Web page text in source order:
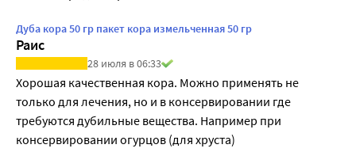
Дуба кора 50 гр пакет кора измельченная 50 гр
Раис
28 июля в 06:33
Хорошая качественная кора. Можно применять не
только для лечения, но и в консервировании где
требуются дубильные вещества. Например при
консервировании огурцов (для хруста)